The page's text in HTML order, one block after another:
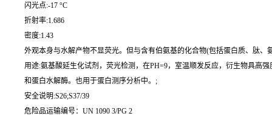
闪光点:-17 °C
折射率:1.686
密度:1.43
外观本身与水解产物不显荧光。但与含有伯氨基的化合物(包括蛋白质、肽、
用途:氨基酸延生化试剂，荧光检测，在PH=9，室温顺发反应，衍生物具高
和蛋白水解酶。也用于蛋白测序分析中。;
安全说明:S26;S37/39
危险品运输编号：UN 1090 3/PG 2